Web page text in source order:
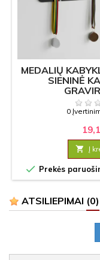
MEDALIŲ
SIENINĖ
0
 Į
 Prekės
ATSILIEPIMAI (0)